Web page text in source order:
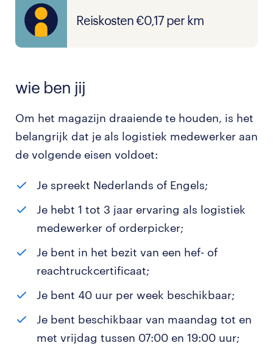
Reiskosten €0,17 per km
wie ben jij
Om het magazijn draaiende te houden, is het
belangrijk dat je als logistiek medewerker aan
de volgende eisen voldoet:
Je spreekt Nederlands of Engels;
Je hebt 1 tot 3 jaar ervaring als logistiek
medewerker of orderpicker;
Je bent in het bezit van een hef- of
reachtruckcertificaat;
Je bent 40 uur per week beschikbaar;
Je bent beschikbaar van maandag tot en
met vrijdag tussen 07:00 en 19:00 uur;